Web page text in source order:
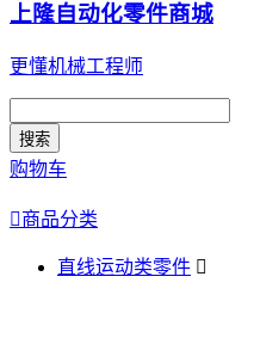
上隆自动化零件商城
更懂机械工程师
搜索
购物车
商品分类
直线运动类零件 